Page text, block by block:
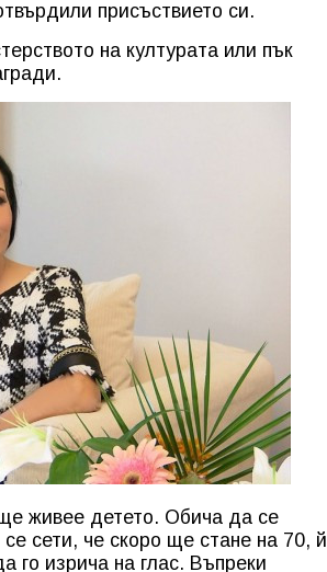
присъствието си.
на културата или пък
живее детето. Обича да се
сети, че скоро ще стане на 70, й
го изрича на глас. Въпреки